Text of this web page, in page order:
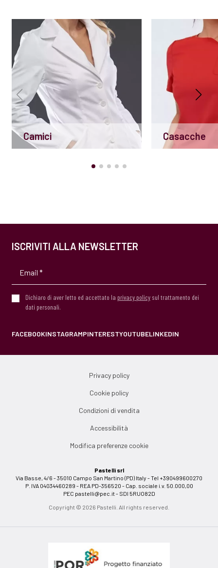
Camici Casacche
ISCRIVITI ALLA NEWSLETTER
Dichiaro di aver letto ed accettato la privacy policy sul trattamento dei
dati personali.
FACEBOOKINSTAGRAMPINTERESTYOUTUBELINKEDIN
Privacy policy
Cookie policy
Condizioni di vendita
Accessibilità
Modifica preferenze cookie
Pastelli srl
Via Basse, 4/6 - 35010 Campo San Martino (PD) Italy - Tel +390499600270
P. IVA 04034460289 - REA PD-356520 - Cap. sociale i.v. 50.000,00
PEC pastelli@pec.it- SDI 5RUO82D
Copyright © 2026 Pastelli. All rights reserved.